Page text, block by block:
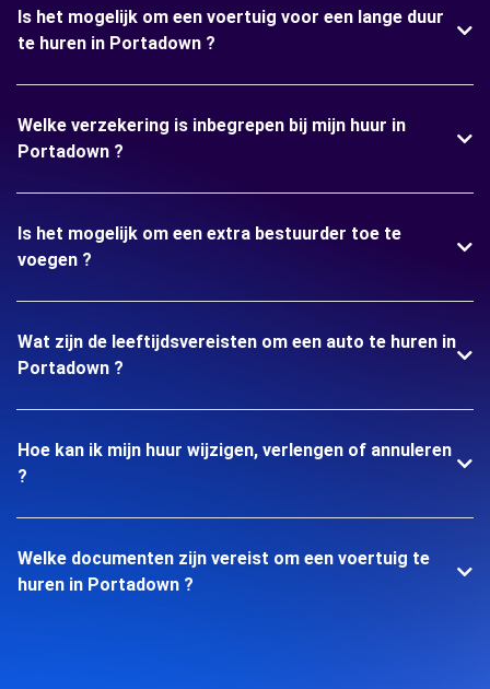
Is het mogelijk om een voertuig voor een lange duur
te huren in Portadown ?
Welke verzekering is inbegrepen bij mijn huur in
Portadown ?
Is het mogelijk om een extra bestuurder toe te
voegen ?
Wat zijn de leeftijdsvereisten om een auto te huren in
Portadown ?
Hoe kan ik mijn huur wijzigen, verlengen of annuleren
?
Welke documenten zijn vereist om een voertuig te
huren in Portadown ?